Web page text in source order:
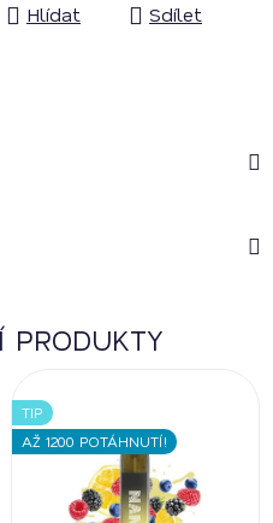
Hlídat Sdílet
PRODUKTY
TIP
AŽ 1200 POTÁHNUTÍ!